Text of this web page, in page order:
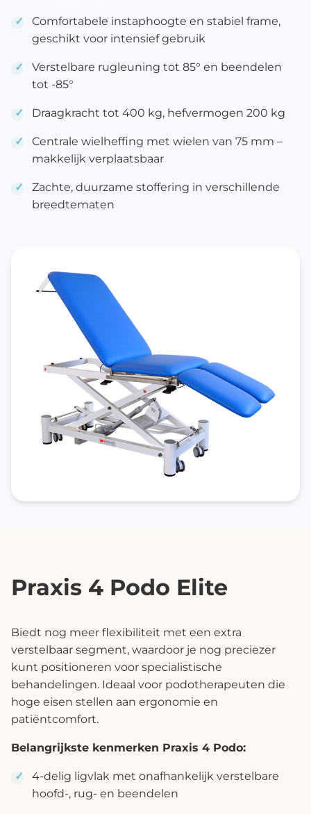
Comfortabele instaphoogte en stabiel frame,
geschikt voor intensief gebruik
Verstelbare rugleuning tot 85° en beendelen
tot -85°
Draagkracht tot 400 kg, hefvermogen 200 kg
Centrale wielheffing met wielen van 75 mm –
makkelijk verplaatsbaar
Zachte, duurzame stoffering in verschillende
breedtematen
Praxis 4 Podo Elite
Biedt nog meer flexibiliteit met een extra
verstelbaar segment, waardoor je nog preciezer
kunt positioneren voor specialistische
behandelingen. Ideaal voor podotherapeuten die
hoge eisen stellen aan ergonomie en
patiëntcomfort.
Belangrijkste kenmerken Praxis 4 Podo:
4-delig ligvlak met onafhankelijk verstelbare
hoofd-, rug- en beendelen